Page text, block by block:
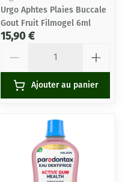
Urgo Aphtes Plaies Buccale
Gout Fruit Filmogel 6ml
15,90 €
Ajouter au panier